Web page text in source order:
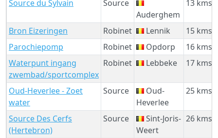
Source du Sylvain
Source
Auderghem
13 kms
Bron Eizeringen Robinet Lennik
15 kms
Parochiepomp
Robinet Opdorp
16 kms
Waterpunt ingang
zwembad/sportcomplex
Robinet Lebbeke 17 kms
Oud-Heverlee - Zoet
water
Source
Oud-
Heverlee
25 kms
Source Des Cerfs
(Hertebron)
Source
Sint-Joris-
Weert
26 kms